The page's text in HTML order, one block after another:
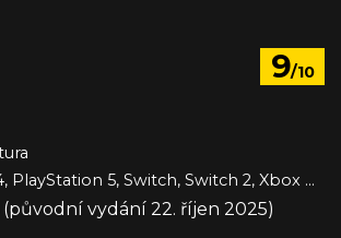
9/10
PC, PlayStation 4, PlayStation 5, Switch, Switch 2, Xbox Series
vydání 22. říjen 2025)